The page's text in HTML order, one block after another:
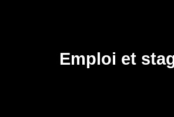
Emploi et